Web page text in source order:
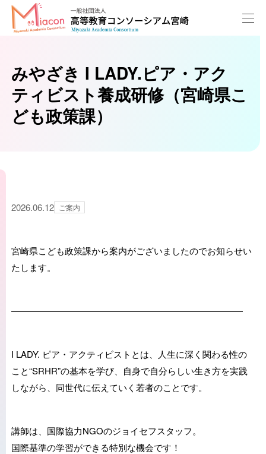
みやざき I LADY.ピア・アク
ティビスト養成研修（宮崎県こ
ども政策課）
2026.06.12 ご案内
宮崎県こども政策課から案内がございましたのでお知らせい
たします。
――――――――――――――――――――――――――
I LADY. ピア・アクティビストとは、人生に深く関わる性の
こと“SRHR”の基本を学び、自身で自分らしい生き方を実践
しながら、同世代に伝えていく若者のことです。
講師は、国際協力NGOのジョイセフスタッフ。
国際基準の学習ができる特別な機会です！